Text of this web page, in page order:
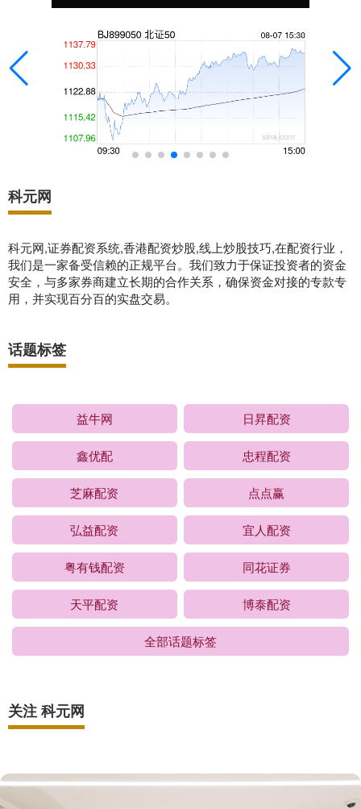
科元网
科元网,证券配资系统,香港配资炒股,线上炒股技巧,在配资行业，
我们是一家备受信赖的正规平台。我们致力于保证投资者的资金
安全，与多家券商建立长期的合作关系，确保资金对接的专款专
用，并实现百分百的实盘交易。
话题标签
益牛网 日昇配资
鑫优配 忠程配资
芝麻配资 点点赢
弘益配资 宜人配资
粤有钱配资 同花证券
天平配资 博泰配资
全部话题标签
关注 科元网